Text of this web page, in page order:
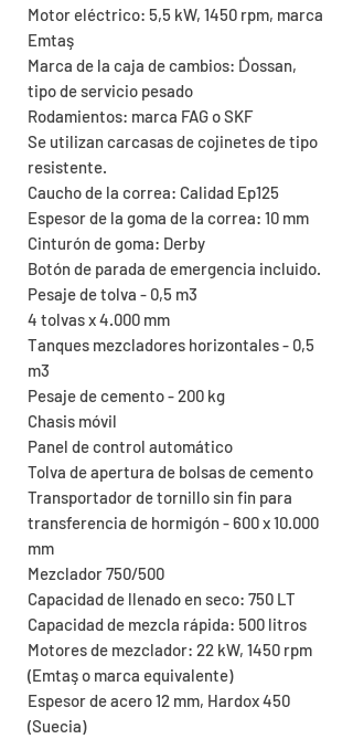
Motor eléctrico: 5,5 kW, 1450 rpm, marca
Emtaş
Marca de la caja de cambios: Ḋ̇ossan,
tipo de servicio pesado
Rodamientos: marca FAG o SKF
Se utilizan carcasas de cojinetes de tipo
resistente.
Caucho de la correa: Calidad Ep125
Espesor de la goma de la correa: 10 mm
Cinturón de goma: Derby
Botón de parada de emergencia incluido.
Pesaje de tolva - 0,5 m3
4 tolvas x 4.000 mm
Tanques mezcladores horizontales - 0,5
m3
Pesaje de cemento - 200 kg
Chasis móvil
Panel de control automático
Tolva de apertura de bolsas de cemento
Transportador de tornillo sin fin para
transferencia de hormigón - 600 x 10.000
mm
Mezclador 750/500
Capacidad de llenado en seco: 750 LT
Capacidad de mezcla rápida: 500 litros
Motores de mezclador: 22 kW, 1450 rpm
(Emtaş o marca equivalente)
Espesor de acero 12 mm, Hardox 450
(Suecia)